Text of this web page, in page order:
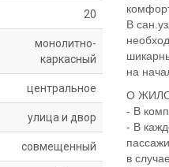
20
монолитно-
каркасный
центральное
улица и двор
совмещенный
В
на
О
- В
- В
в